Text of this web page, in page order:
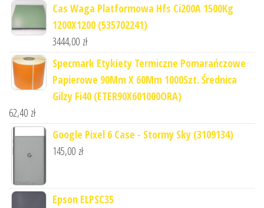
Cas Waga Platformowa Hfs Ci200A 1500Kg
1200X1200 (535702241)
3444,00 zł
Specmark Etykiety Termiczne Pomarańczowe
Papierowe 90Mm X 60Mm 1000Szt. Średnica
Gilzy Fi40 (ETER90X601000ORA)
62,40 zł
Google Pixel 6 Case - Stormy Sky (3109134)
145,00 zł
Epson ELPSC35